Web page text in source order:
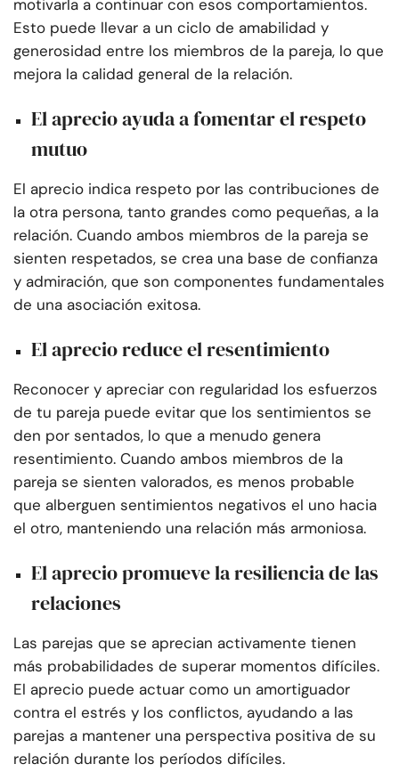
motivarla a continuar con esos comportamientos.
Esto puede llevar a un ciclo de amabilidad y
generosidad entre los miembros de la pareja, lo que
mejora la calidad general de la relación.
El aprecio ayuda a fomentar el respeto
mutuo
El aprecio indica respeto por las contribuciones de
la otra persona, tanto grandes como pequeñas, a la
relación. Cuando ambos miembros de la pareja se
sienten respetados, se crea una base de confianza
y admiración, que son componentes fundamentales
de una asociación exitosa.
El aprecio reduce el resentimiento
Reconocer y apreciar con regularidad los esfuerzos
de tu pareja puede evitar que los sentimientos se
den por sentados, lo que a menudo genera
resentimiento. Cuando ambos miembros de la
pareja se sienten valorados, es menos probable
que alberguen sentimientos negativos el uno hacia
el otro, manteniendo una relación más armoniosa.
El aprecio promueve la resiliencia de las
relaciones
Las parejas que se aprecian activamente tienen
más probabilidades de superar momentos difíciles.
El aprecio puede actuar como un amortiguador
contra el estrés y los conflictos, ayudando a las
parejas a mantener una perspectiva positiva de su
relación durante los períodos difíciles.